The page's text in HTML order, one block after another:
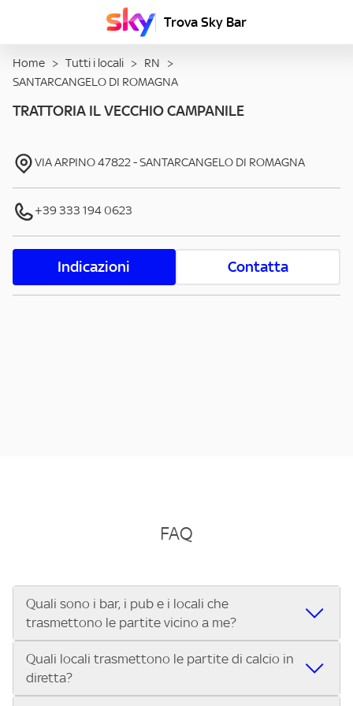
Trova Sky Bar
Home > Tutti i locali > RN >
SANTARCANGELO DI ROMAGNA
TRATTORIA IL VECCHIO CAMPANILE
VIA ARPINO47822-SANTARCANGELO DI ROMAGNA
+39 333 194 0623
Indicazioni Contatta
FAQ
Quali sono i bar, i pub e i locali che
trasmettono le partite vicino a me?
Se cerchi un bar, pub, ristorante o locale vicino a te per
vedere le partite di Serie A ENILIVE, la Serie C Sky Wifi, la
UEFA Champions League, la UEFA Europa League, la UEFA
Quali locali trasmettono le partite di calcio in
diretta?